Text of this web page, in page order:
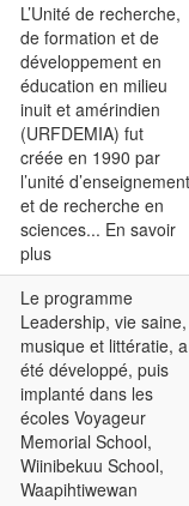
L’Unité de recherche,
de formation et de
développement en
éducation en milieu
inuit et amérindien
(URFDEMIA) fut
créée en 1990 par
l’unité d’enseignement
et de recherche en
sciences... En savoir
plus
Le programme
Leadership, vie saine,
musique et littératie, a
été développé, puis
implanté dans les
écoles Voyageur
Memorial School,
Wiinibekuu School,
Waapihtiwewan